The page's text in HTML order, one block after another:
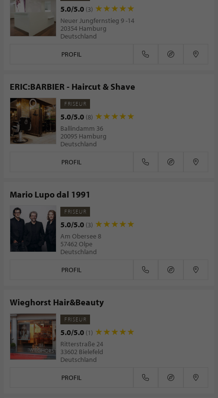
5.0/5.0 (3)
Neuer Jungfernstieg 9 -14
20354 Hamburg
Deutschland
PROFIL
ERIC:BARBIER - Haircut & Shave
FRISEUR
5.0/5.0 (8)
Ballindamm 36
20095 Hamburg
Deutschland
PROFIL
Mario Lupo dal 1991
FRISEUR
5.0/5.0 (3)
Am Obersee 8
57462 Olpe
Deutschland
PROFIL
Wieghorst Hair&Beauty
FRISEUR
5.0/5.0 (1)
Ritterstraße 24
33602 Bielefeld
Deutschland
PROFIL